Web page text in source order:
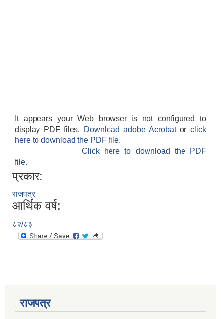
It appears your Web browser is not configured to
display PDF files.
Download adobe Acrobatorclick
here to download the PDF file.
Click here to download the PDF
file.
प्रकार:
राजपत्र
आर्थिक वर्ष:
८२/८३
राजपत्र